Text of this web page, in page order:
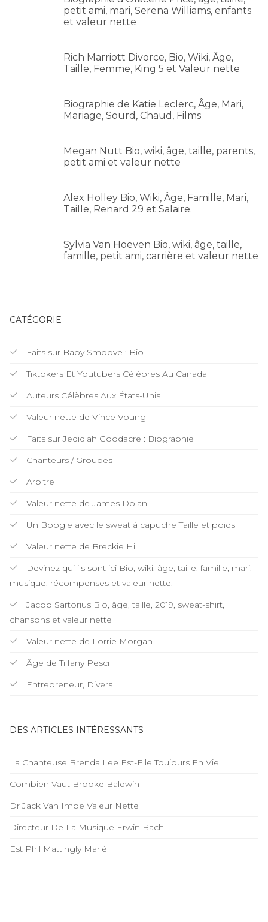
petit ami, mari, Serena Williams, enfants
et valeur nette
Rich Marriott Divorce, Bio, Wiki, Âge,
Taille, Femme, King 5 et Valeur nette
Biographie de Katie Leclerc, Âge, Mari,
Mariage, Sourd, Chaud, Films
Megan Nutt Bio, wiki, âge, taille, parents,
petit ami et valeur nette
Alex Holley Bio, Wiki, Âge, Famille, Mari,
Taille, Renard 29 et Salaire.
Sylvia Van Hoeven Bio, wiki, âge, taille,
famille, petit ami, carrière et valeur nette
CATÉGORIE
Faits sur Baby Smoove : Bio
Tiktokers Et Youtubers Célèbres Au Canada
Auteurs Célèbres Aux États-Unis
Valeur nette de Vince Voung
Faits sur Jedidiah Goodacre : Biographie
Chanteurs / Groupes
Arbitre
Valeur nette de James Dolan
Un Boogie avec le sweat à capuche Taille et poids
Valeur nette de Breckie Hill
Devinez qui ils sont ici Bio, wiki, âge, taille, famille, mari,
musique, récompenses et valeur nette.
Jacob Sartorius Bio, âge, taille, 2019, sweat-shirt,
chansons et valeur nette
Valeur nette de Lorrie Morgan
Âge de Tiffany Pesci
Entrepreneur, Divers
DES ARTICLES INTÉRESSANTS
La Chanteuse Brenda Lee Est-Elle Toujours En Vie
Combien Vaut Brooke Baldwin
Dr Jack Van Impe Valeur Nette
Directeur De La Musique Erwin Bach
Est Phil Mattingly Marié